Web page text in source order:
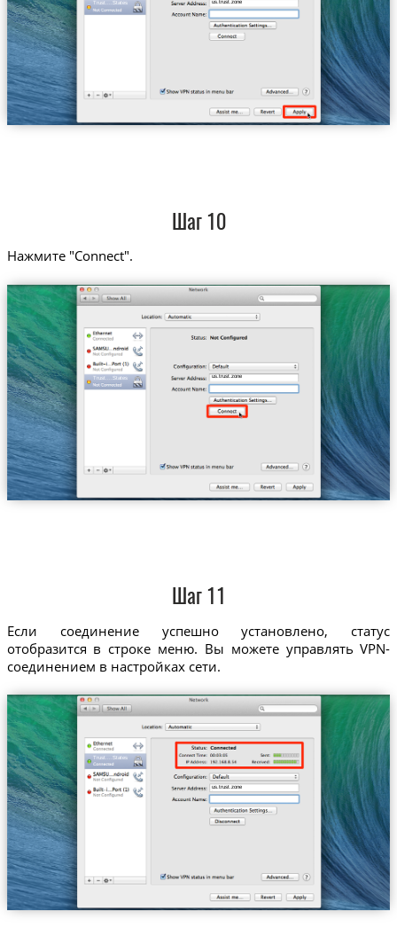
Trust....States us.trust.zone
Шаг 10
Нажмите "Connect".
Trust....States us.trust.zone
Шаг 11
Если соединение успешно установлено, статус
отобразится в строке меню. Вы можете управлять VPN-
соединением в настройках сети.
Trust....States
us.trust.zone